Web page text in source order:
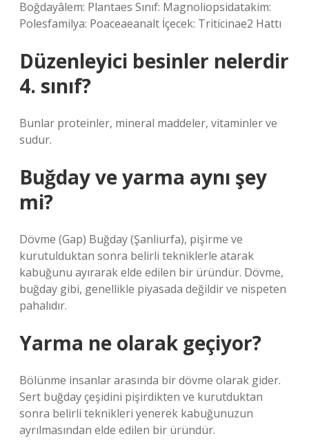
Boğdayâlem: Plantaes Sınıf: Magnoliopsidatakim:
Polesfamilya: Poaceaeanalt İçecek: Triticinae2 Hattı
Düzenleyici besinler nelerdir
4. sınıf?
Bunlar proteinler, mineral maddeler, vitaminler ve
sudur.
Buğday ve yarma aynı şey
mi?
Dövme (Gap) Buğday (Şanliurfa), pişirme ve
kurutulduktan sonra belirli tekniklerle atarak
kabuğunu ayırarak elde edilen bir üründür. Dövme,
buğday gibi, genellikle piyasada değildir ve nispeten
pahalıdır.
Yarma ne olarak geçiyor?
Bölünme insanlar arasında bir dövme olarak gider.
Sert buğday çeşidini pişirdikten ve kurutduktan
sonra belirli teknikleri yenerek kabuğunuzun
ayrılmasından elde edilen bir üründür.